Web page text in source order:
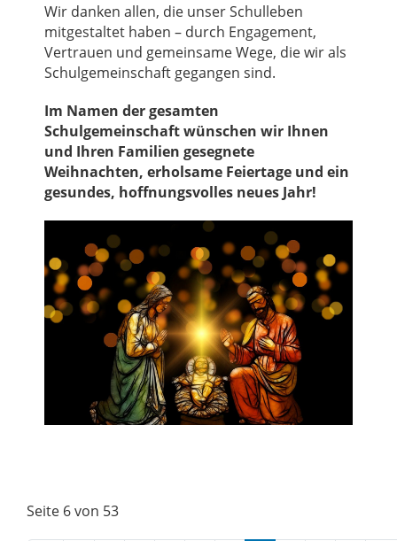
Wir danken allen, die unser Schulleben
mitgestaltet haben – durch Engagement,
Vertrauen und gemeinsame Wege, die wir als
Schulgemeinschaft gegangen sind.
Im Namen der gesamten
Schulgemeinschaft wünschen wir Ihnen
und Ihren Familien gesegnete
Weihnachten, erholsame Feiertage und ein
gesundes, hoffnungsvolles neues Jahr!
Seite 6 von 53